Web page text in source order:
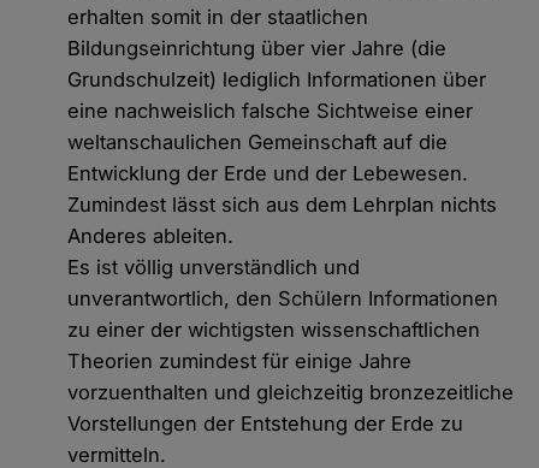
erhalten somit in der staatlichen
Bildungseinrichtung über vier Jahre (die
Grundschulzeit) lediglich Informationen über
eine nachweislich falsche Sichtweise einer
weltanschaulichen Gemeinschaft auf die
Entwicklung der Erde und der Lebewesen.
Zumindest lässt sich aus dem Lehrplan nichts
Anderes ableiten.
Es ist völlig unverständlich und
unverantwortlich, den Schülern Informationen
zu einer der wichtigsten wissenschaftlichen
Theorien zumindest für einige Jahre
vorzuenthalten und gleichzeitig bronzezeitliche
Vorstellungen der Entstehung der Erde zu
vermitteln.